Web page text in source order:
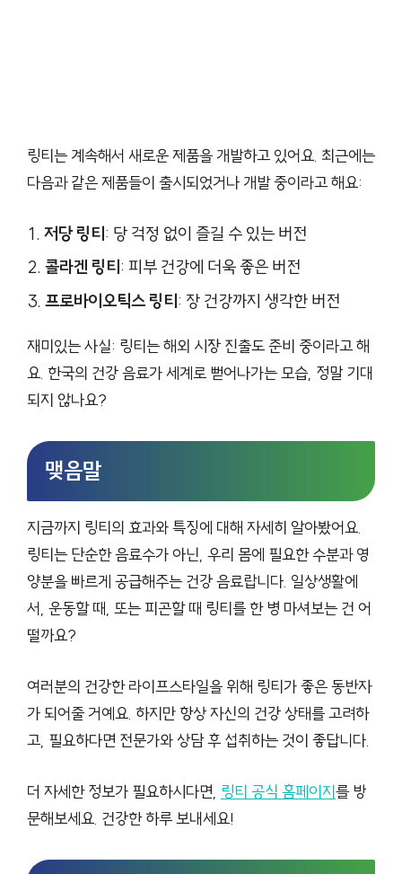
링티는 계속해서 새로운 제품을 개발하고 있어요. 최근에는
다음과 같은 제품들이 출시되었거나 개발 중이라고 해요:
저당 링티: 당 걱정 없이 즐길 수 있는 버전
콜라겐 링티: 피부 건강에 더욱 좋은 버전
프로바이오틱스 링티: 장 건강까지 생각한 버전
재미있는 사실: 링티는 해외 시장 진출도 준비 중이라고 해
요. 한국의 건강 음료가 세계로 뻗어나가는 모습, 정말 기대
되지 않나요?
맺음말
지금까지 링티의 효과와 특징에 대해 자세히 알아봤어요.
링티는 단순한 음료수가 아닌, 우리 몸에 필요한 수분과 영
양분을 빠르게 공급해주는 건강 음료랍니다. 일상생활에
서, 운동할 때, 또는 피곤할 때 링티를 한 병 마셔보는 건 어
떨까요?
여러분의 건강한 라이프스타일을 위해 링티가 좋은 동반자
가 되어줄 거예요. 하지만 항상 자신의 건강 상태를 고려하
고, 필요하다면 전문가와 상담 후 섭취하는 것이 좋답니다.
더 자세한 정보가 필요하시다면, 링티 공식 홈페이지를 방
문해보세요. 건강한 하루 보내세요!